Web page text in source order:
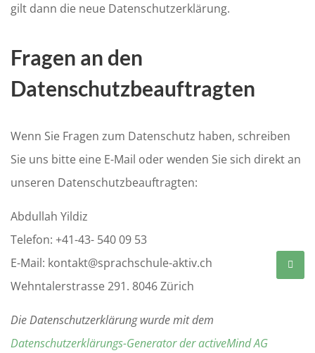
gilt dann die neue Datenschutzerklärung.
Fragen an den
Datenschutzbeauftragten
Wenn Sie Fragen zum Datenschutz haben, schreiben
Sie uns bitte eine E-Mail oder wenden Sie sich direkt an
unseren Datenschutzbeauftragten:
Abdullah Yildiz
Telefon: +41-43- 540 09 53
E-Mail: kontakt@sprachschule-aktiv.ch
Wehntalerstrasse 291. 8046 Zürich
Die Datenschutzerklärung wurde mit dem
Datenschutzerklärungs-Generator der activeMind AG